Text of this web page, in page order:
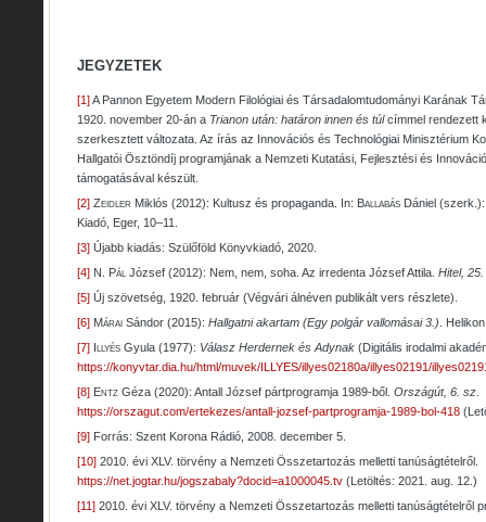
JEGYZETEK
[1] A Pannon Egyetem Modern Filológiai és Társadalomtudományi Karának
1920. november 20-án a Trianon után: határon innen és túlcímmel rendezett
szerkesztett változata. Az írás az Innovációs és Technológiai Minisztérium
Hallgatói Ösztöndíj programjának a Nemzeti Kutatási, Fejlesztési és
támogatásával készült.
[2] Zeidler Miklós (2012): Kultusz és propaganda. In: Ballabás Dániel
Kiadó, Eger, 10–11.
[3] Újabb kiadás: Szülőföld Könyvkiadó, 2020.
[4] N. Pál József (2012): Nem, nem, soha. Az irredenta József Attila. Hitel,
[5] Új szövetség, 1920. február (Végvári álnéven publikált vers részlete).
[6] Márai Sándor (2015): Hallgatni akartam (Egy polgár vallomásai 3.) .
[7] Illyés Gyula (1977): Válasz Herdernek és Adynak (Digitális irodalmi
https://konyvtar.dia.hu/html/muvek/ILLYES/illyes02180a/illyes02191/
[8] Entz Géza (2020): Antall József pártprogramja 1989-ből. Országút, 6. sz
https://orszagut.com/ertekezes/antall-jozsef-partprogramja-1989-bol-418
[9] Forrás: Szent Korona Rádió, 2008. december 5.
[10] 2010. évi XLV. törvény a Nemzeti Összetartozás melletti tanúságtételről.
https://net.jogtar.hu/jogszabaly?docid=a1000045.tv (Letöltés: 2021. aug. 12.)
[11] 2010. évi XLV. törvény a Nemzeti Összetartozás melletti tanúságtételről